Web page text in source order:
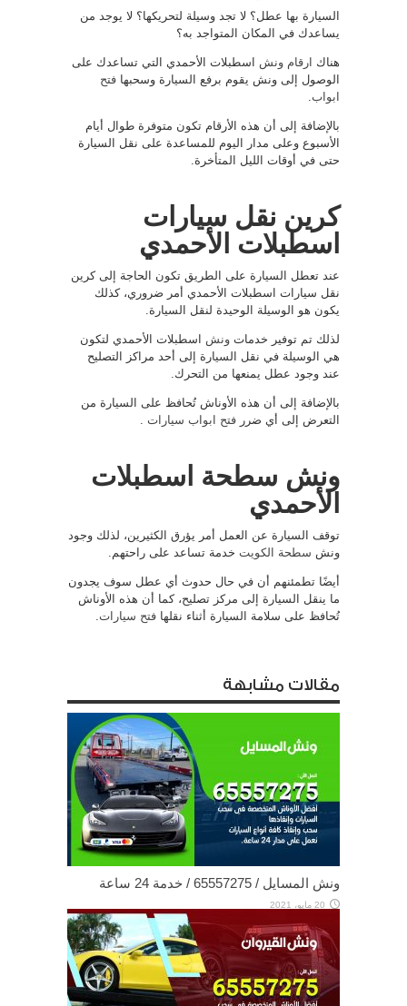
السيارة بها عطل؟ لا تجد وسيلة لتحريكها؟ لا يوجد من
يساعدك في المكان المتواجد به؟
هناك ارقام ونش اسطبلات الأحمدي التي تساعدك على
الوصول إلى ونش يقوم برفع السيارة وسحبها فتح
ابواب
بالإضافة إلى أن هذه الأرقام تكون متوفرة طوال أيام
الأسبوع وعلى مدار اليوم للمساعدة على نقل السيارة
حتى في أوقات الليل المتأخرة.
كرين نقل سيارات
اسطبلات الأحمدي
عند تعطل السيارة على الطريق تكون الحاجة إلى كرين
نقل سيارات اسطبلات الأحمدي أمر ضروري، كذلك
يكون هو الوسيلة الوحيدة لنقل السيارة.
لذلك تم توفير خدمات ونش اسطبلات الأحمدي لتكون
هي الوسيلة في نقل السيارة إلى أحد مراكز التصليح
عند وجود عطل يمنعها من التحرك.
بالإضافة إلى أن هذه الأوناش تُحافظ على السيارة من
التعرض إلى أي ضرر فتح ابواب سيارات
ونش سطحة اسطبلات
الأحمدي
توقف السيارة عن العمل أمر يؤرق الكثيرين، لذلك وجود
ونش سطحة الكويت خدمة تساعد على راحتهم.
أيضًا تطمئنهم أن في حال حدوث أي عطل سوف يجدون
ما ينقل السيارة إلى مركز تصليح، كما أن هذه الأوناش
تُحافظ على سلامة السيارة أثناء نقلها فتح سيارات
مقالات مشابهة
ونش المسايل / 65557275 / خدمة 24 ساعة
20 مايو، 2021